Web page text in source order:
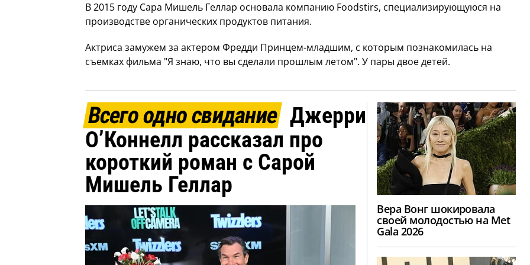
В 2015 году Сара Мишель Геллар основала компанию Foodstirs, специализирующуюся на
производстве органических продуктов питания.
Актриса замужем за актером Фредди Принцем-младшим, с которым познакомилась на
съемках фильма "Я знаю, что вы сделали прошлым летом". У пары двое детей.
Всего одно свидание Джерри
О’Коннелл рассказал про
короткий роман с Сарой
Мишель Геллар
Вера Вонг шокировала
своей молодостью на Met
Gala 2026